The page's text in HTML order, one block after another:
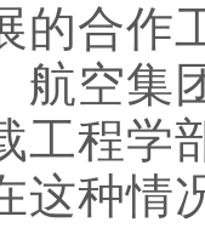
的合作
航空集
工程学
这种情